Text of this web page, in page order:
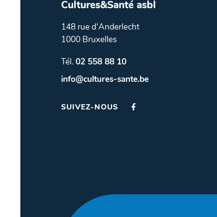
Cultures&Santé asbl
148 rue d'Anderlecht
1000 Bruxelles
Tél. 02 558 88 10
info@cultures-sante.be
SUIVEZ-NOUS